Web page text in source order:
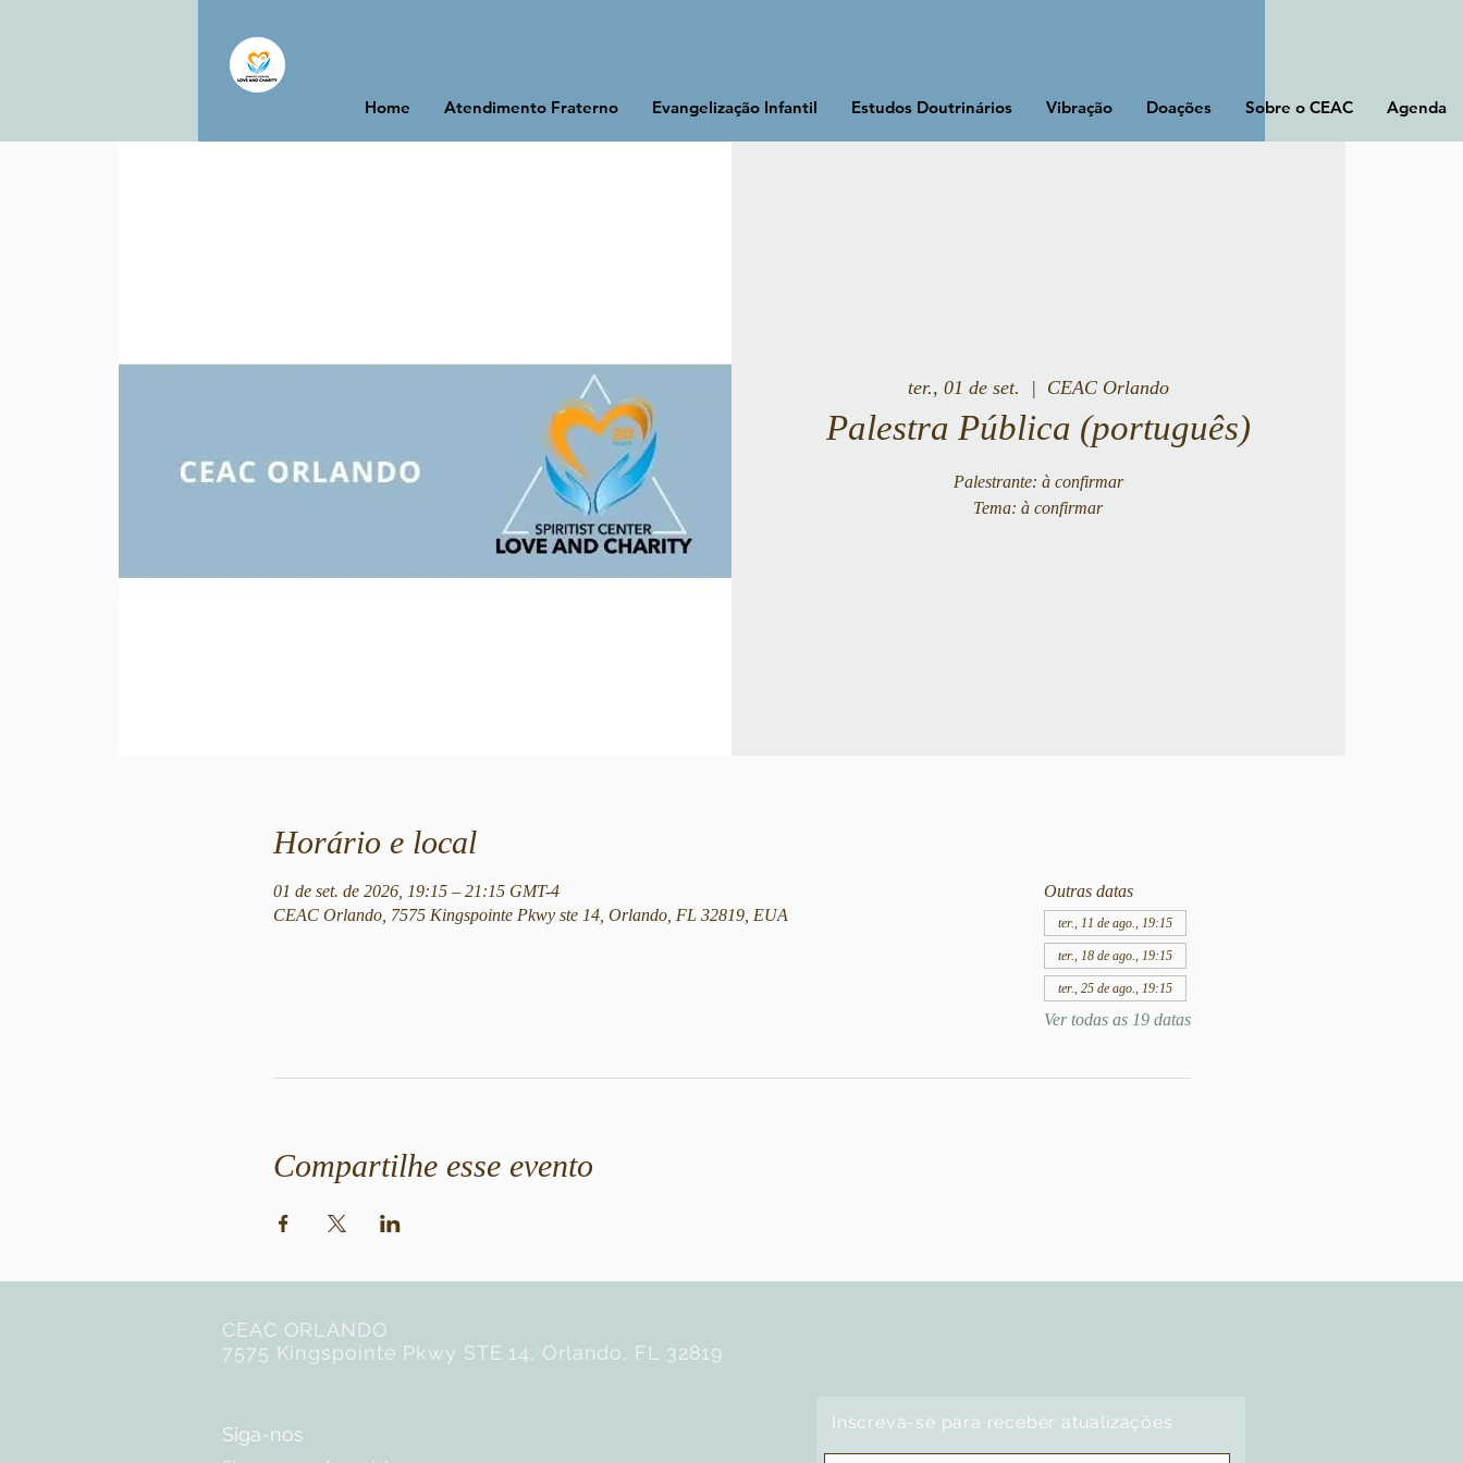
Home Atendimento Fraterno Evangelização Infantil Estudos Doutrinários Vibração Doações Sobre o CEAC Agenda
ter., 01 de set.
  |
CEAC Orlando
Palestra Pública (português)
Palestrante: à confirmar
Tema: à confirmar
Horário e local
01 de set. de 2026, 19:15 – 21:15 GMT-4
CEAC Orlando, 7575 Kingspointe Pkwy ste 14, Orlando, FL 32819, EUA
Outras datas
ter., 11 de ago., 19:15
ter., 18 de ago., 19:15
ter., 25 de ago., 19:15
Ver todas as 19 datas
Compartilhe esse evento
CEAC ORLANDO
7575 Kingspointe Pkwy STE 14, Orlando, FL 32819
Siga-nos
Inscreva-se para receber atualizações